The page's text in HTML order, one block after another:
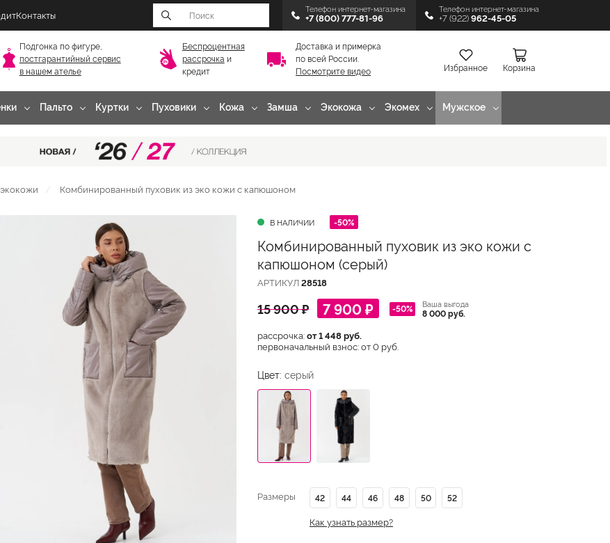
Контакты
Телефон интернет-магазина
+7 (800) 777-81-96
Телефон интернет-магазина
+7 (922) 962-45-05
Подгонка по фигуре,
постгарантийный сервис
в нашем ателье
Беспроцентная
рассрочка и
кредит
Доставка и примерка
по всей России.
Посмотрите видео
Избранное Корзина
Пальто Куртки Пуховики Кожа Замша Экокожа Экомех Мужское
Комбинированный пуховик из эко кожи с капюшоном
В НАЛИЧИИ -50%
Комбинированный пуховик из эко кожи с
капюшоном (серый)
АРТИКУЛ28518
15 900 ₽ 7 900 ₽ -50% Ваша выгода
8 000 руб.
рассрочка:от 1 448 руб.
первоначальный взнос: от 0 руб.
Цвет: серый
Размеры 42 44 46 48 50 52
Как узнать размер?